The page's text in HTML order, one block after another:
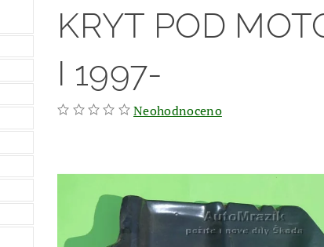
KRYT POD
I 1997-
Neohodnoceno